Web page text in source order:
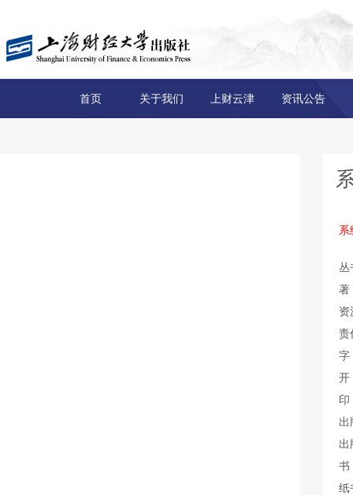
首页 关于我们 上财云津 资讯公告
系
丛
著
资
责
出
出
纸